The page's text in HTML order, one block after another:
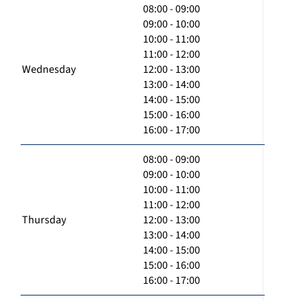
Wednesday
08:00 - 09:00
09:00 - 10:00
10:00 - 11:00
11:00 - 12:00
12:00 - 13:00
13:00 - 14:00
14:00 - 15:00
15:00 - 16:00
16:00 - 17:00
Thursday
08:00 - 09:00
09:00 - 10:00
10:00 - 11:00
11:00 - 12:00
12:00 - 13:00
13:00 - 14:00
14:00 - 15:00
15:00 - 16:00
16:00 - 17:00